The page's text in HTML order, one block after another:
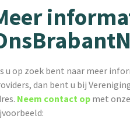
u op zoek bent naar meer
dan bent u bij
Neem contact op met